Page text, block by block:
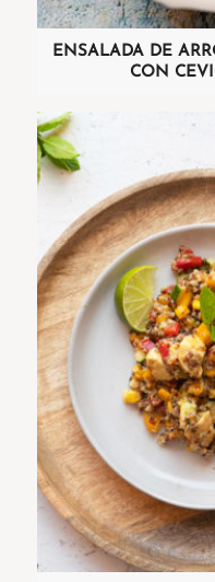
ENSALADA DE
CON